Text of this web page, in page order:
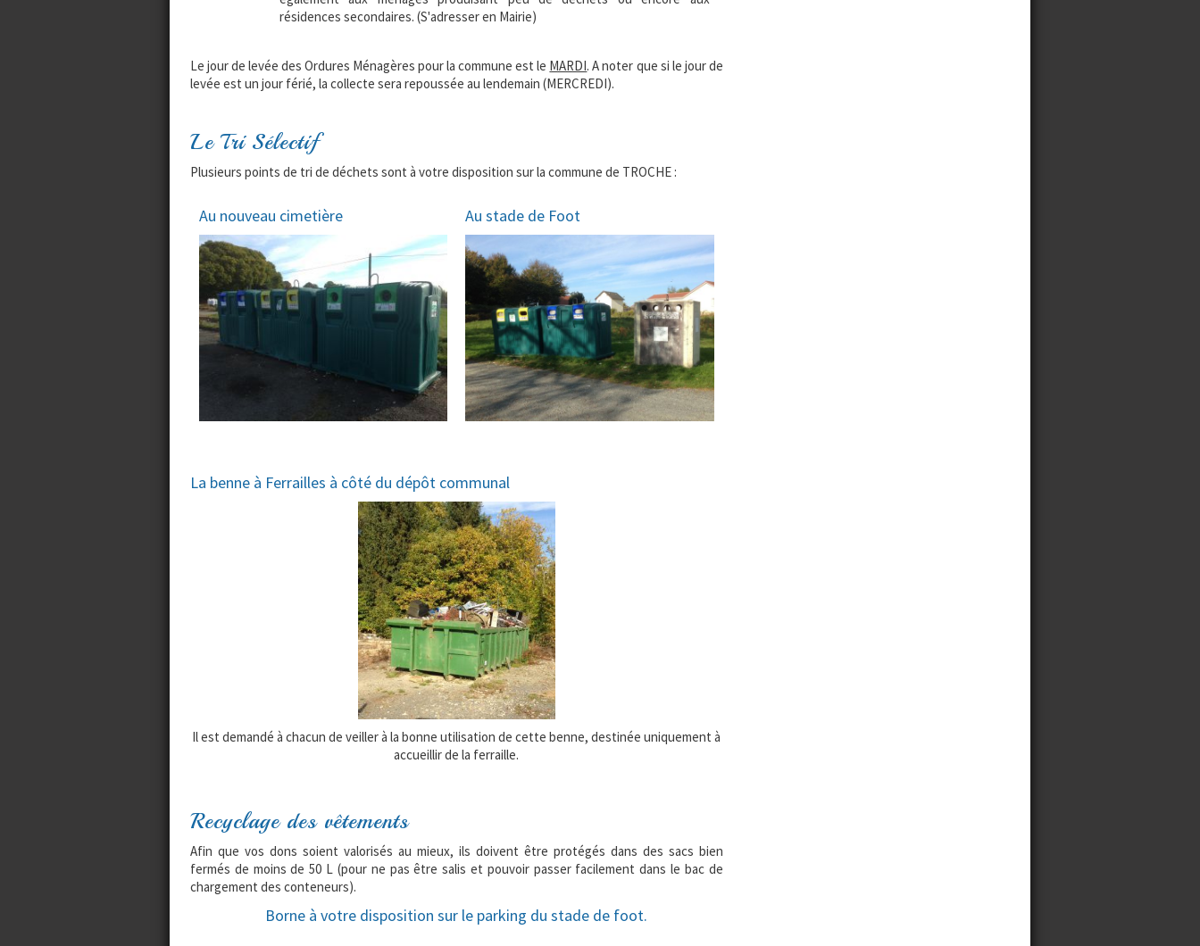
résidences secondaires. (S'adresser en Mairie)
Le jour de levée des Ordures Ménagères pour la commune est le MARDI. A noter que si le jour de
levée est un jour férié, la collecte sera repoussée au lendemain (MERCREDI).
Le Tri Sélectif
Plusieurs points de tri de déchets sont à votre disposition sur la commune de TROCHE :
Au nouveau cimetière Au stade de Foot
La benne à Ferrailles à côté du dépôt communal
Il est demandé à chacun de veiller à la bonne utilisation de cette benne, destinée uniquement à
accueillir de la ferraille.
Recyclage des vêtements
Afin que vos dons soient valorisés au mieux, ils doivent être protégés dans des sacs bien
fermés de moins de 50 L (pour ne pas être salis et pouvoir passer facilement dans le bac de
chargement des conteneurs).
Borne à votre disposition sur le parking du stade de foot.